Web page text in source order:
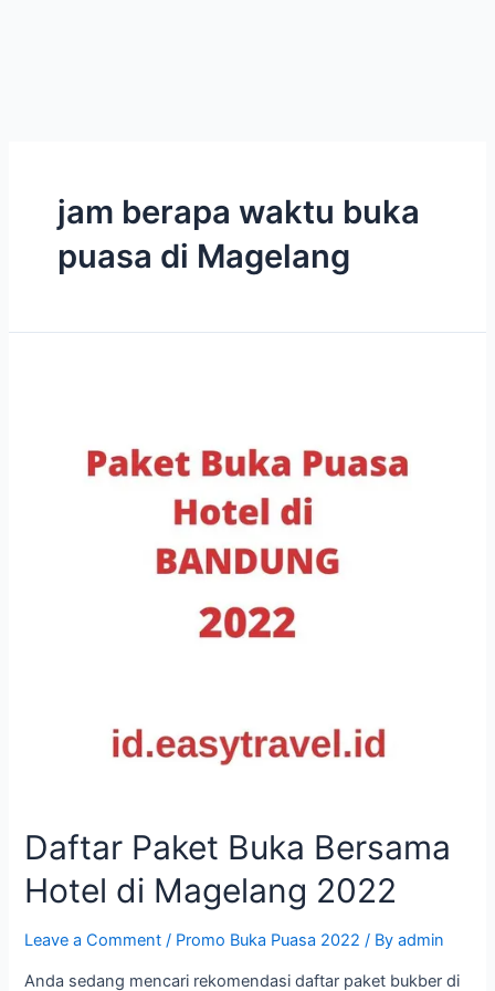
jam berapa waktu buka
puasa di Magelang
Daftar Paket Buka Bersama
Hotel di Magelang 2022
Leave a Comment / Promo Buka Puasa 2022 / Byadmin
Anda sedang mencari rekomendasi daftar paket bukber di